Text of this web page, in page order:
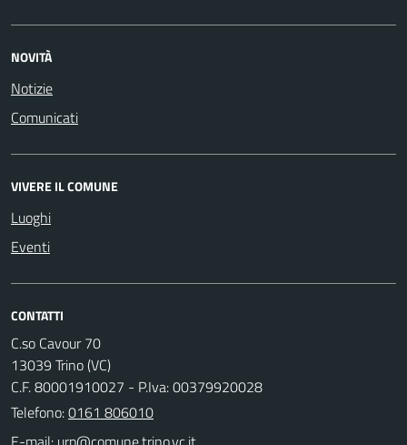
NOVITÀ
Notizie
Comunicati
VIVERE IL COMUNE
Luoghi
Eventi
CONTATTI
C.so Cavour 70
13039 Trino (VC)
C.F. 80001910027 - P.Iva: 00379920028
Telefono:0161 806010